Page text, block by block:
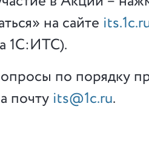
на сайте
1С:ИТС).
по порядку
почту its@1c.ru.